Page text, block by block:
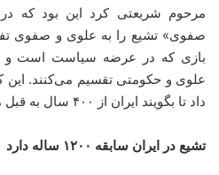
مرحوم شریعتی کرد این بود که
صفوی» تشیع را به علوی و صفوی
بازی که در عرضه سیاست است و
علوی و حکومتی تقسیم می‌کنند. این
داد تا بگویند ایران از ۴۰۰ سال به قبل مال ما بوده است.
تشیع در ایران سابقه ۱۲۰۰ ساله دارد